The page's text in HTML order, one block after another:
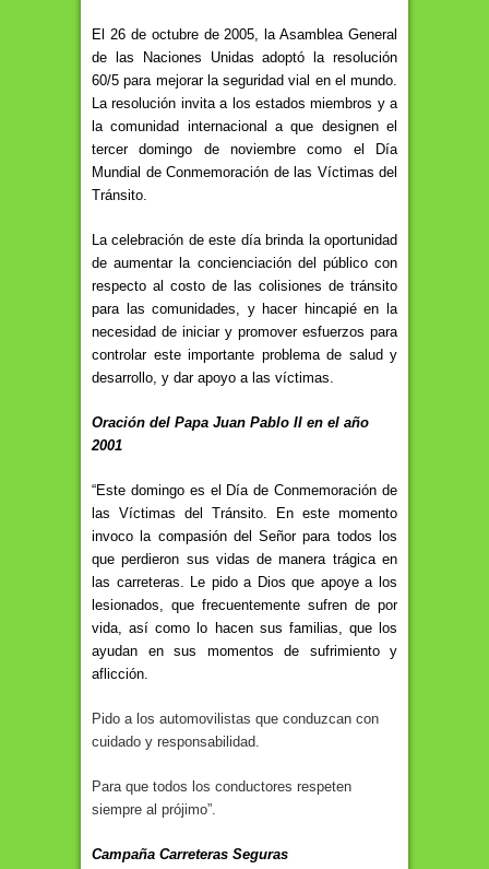
El 26 de octubre de 2005, la Asamblea General
de las Naciones Unidas adoptó la resolución
60/5 para mejorar la seguridad vial en el mundo.
La resolución invita a los estados miembros y a
la comunidad internacional a que designen el
tercer domingo de noviembre como el Día
Mundial de Conmemoración de las Víctimas del
Tránsito.
La celebración de este día brinda la oportunidad
de aumentar la concienciación del público con
respecto al costo de las colisiones de tránsito
para las comunidades, y hacer hincapié en la
necesidad de iniciar y promover esfuerzos para
controlar este importante problema de salud y
desarrollo, y dar apoyo a las víctimas.
Oración del Papa Juan Pablo II en el año
2001
“Este domingo es el Día de Conmemoración de
las Víctimas del Tránsito. En este momento
invoco la compasión del Señor para todos los
que perdieron sus vidas de manera trágica en
las carreteras. Le pido a Dios que apoye a los
lesionados, que frecuentemente sufren de por
vida, así como lo hacen sus familias, que los
ayudan en sus momentos de sufrimiento y
aflicción.
Pido a los automovilistas que conduzcan con
cuidado y responsabilidad.
Para que todos los conductores respeten
siempre al prójimo”.
Campaña Carreteras Seguras